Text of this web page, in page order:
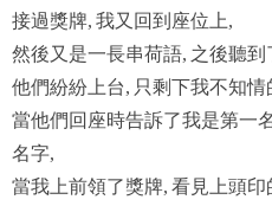
接過獎牌, 我又回到座位上,
然後又是一長串荷語, 之後聽到
他們紛紛上台, 只剩下我不知
當他們回座時告訴了我是第一
名字,
當我上前領了獎牌, 看見上頭印